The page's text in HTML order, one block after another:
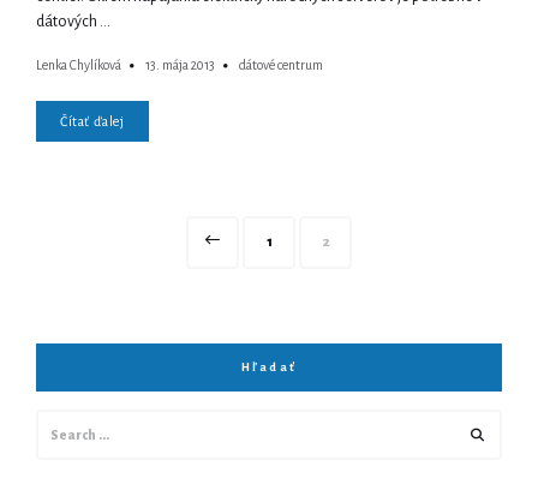
dátových …
Lenka Chylíková 13. mája 2013 dátové centrum
Čítať ďalej
Page
1 Page
2
Hľadať